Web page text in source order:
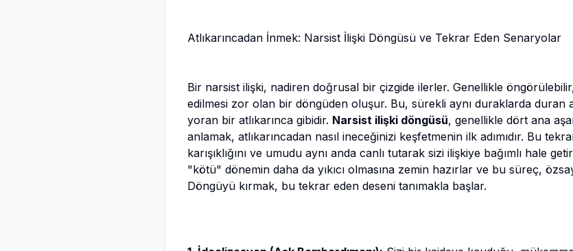
Atlıkarıncadan İnmek: Narsist İlişki Döngüsü ve Tekrar Eden Senaryolar
Bir narsist ilişki, nadiren doğrusal bir çizgide ilerler. Genellikle
edilmesi zor olan bir döngüden oluşur. Bu, sürekli aynı duraklarda duran
yoran bir atlıkarınca gibidir. Narsist ilişki döngüsü, genellikle dört ana
anlamak, atlıkarıncadan nasıl ineceğinizi keşfetmenin ilk adımıdır. Bu
karışıklığını ve umudu aynı anda canlı tutarak sizi ilişkiye bağımlı hale
"kötü" dönemin daha da yıkıcı olmasına zemin hazırlar ve bu süreç,
Döngüyü kırmak, bu tekrar eden deseni tanımakla başlar.